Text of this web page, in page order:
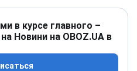
в курсе главного –
Новини на OBOZ.UA в